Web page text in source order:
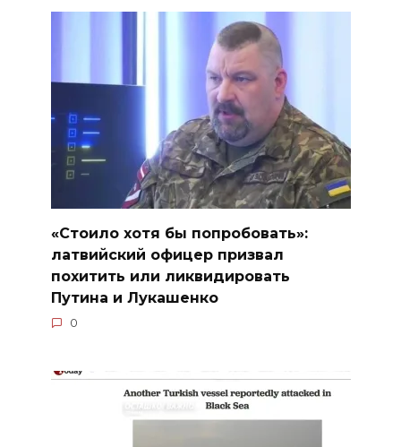
«Стоило хотя бы попробовать»:
латвийский офицер призвал
похитить или ликвидировать
Путина и Лукашенко
0